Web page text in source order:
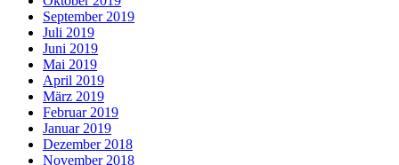
September 2019
Juli 2019
Juni 2019
Mai 2019
April 2019
März 2019
Februar 2019
Januar 2019
Dezember 2018
November 2018